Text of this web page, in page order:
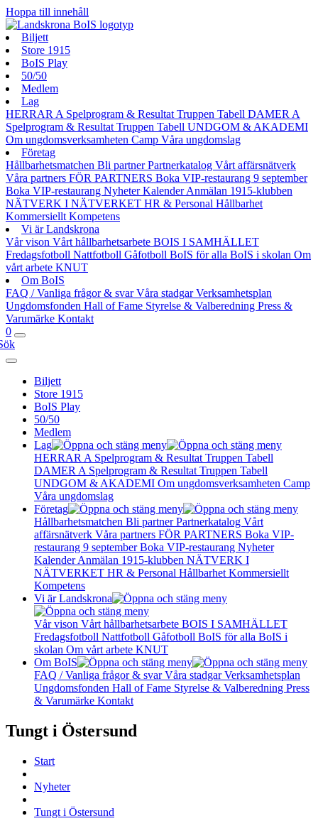
Hoppa till innehåll
Biljett
Store 1915
BoIS Play
50/50
Medlem
Lag
HERRAR A Spelprogram & Resultat Truppen Tabell DAMER A
Spelprogram & Resultat Truppen Tabell UNDGOM & AKADEMI
Om ungdomsverksamheten Camp Våra ungdomslag
Företag
Hållbarhetsmatchen Bli partnerPartnerkatalog Vårt affärsnätverk
Våra partners FÖR PARTNERS Boka VIP-restaurang 9 september
Boka VIP-restaurang NyheterKalenderAnmälan 1915-klubben
NÄTVERK I NÄTVERKET HR & Personal Hållbarhet
Kommersiellt Kompetens
Vi är Landskrona
Vår vison Vårt hållbarhetsarbete BOIS I SAMHÄLLET
Fredagsfotboll Nattfotboll Gåfotboll BoIS för alla BoIS i skolan Om
vårt arbete KNUT
Om BoIS
FAQ / Vanliga frågor & svarVåra stadgarVerksamhetsplan
Ungdomsfonden Hall of Fame Styrelse & Valberedning Press &
Varumärke Kontakt
0
Biljett
Store 1915
BoIS Play
50/50
Medlem
Lag
HERRAR A Spelprogram & Resultat Truppen Tabell
DAMER A Spelprogram & Resultat Truppen Tabell
UNDGOM & AKADEMI Om ungdomsverksamheten Camp
Våra ungdomslag
Företag
Hållbarhetsmatchen Bli partnerPartnerkatalog Vårt
affärsnätverk Våra partners FÖR PARTNERS Boka VIP-
restaurang 9 septemberBoka VIP-restaurang Nyheter
KalenderAnmälan 1915-klubben NÄTVERK I
NÄTVERKET HR & Personal Hållbarhet Kommersiellt
Kompetens
Vi är Landskrona
Vår vison Vårt hållbarhetsarbete BOIS I SAMHÄLLET
Fredagsfotboll Nattfotboll Gåfotboll BoIS för alla BoIS i
skolan Om vårt arbete KNUT
Om BoIS
FAQ / Vanliga frågor & svarVåra stadgarVerksamhetsplan
Ungdomsfonden Hall of Fame Styrelse & Valberedning Press
& Varumärke Kontakt
Tungt i Östersund
Start
Nyheter
Tungt i Östersund